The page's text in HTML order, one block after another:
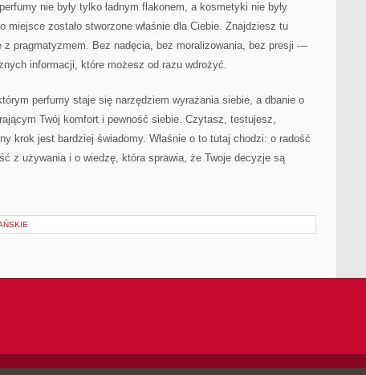
nie były tylko ładnym flakonem, a kosmetyki nie były
miejsce zostało stworzone właśnie dla Ciebie. Znajdziesz tu
z pragmatyzmem. Bez nadęcia, bez moralizowania, bez presji —
informacji, które możesz od razu wdrożyć.
perfumy staje się narzędziem wyrażania siebie, a dbanie o
Twój komfort i pewność siebie. Czytasz, testujesz,
krok jest bardziej świadomy. Właśnie o to tutaj chodzi: o radość
z używania i o wiedzę, która sprawia, że Twoje decyzje są